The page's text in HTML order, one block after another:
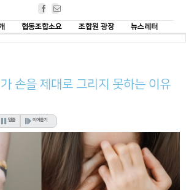
Facebook
협동조합소요 조합원 광장 뉴스레터
손을 제대로 그리지 못하는 이유
멈춤 이어듣기